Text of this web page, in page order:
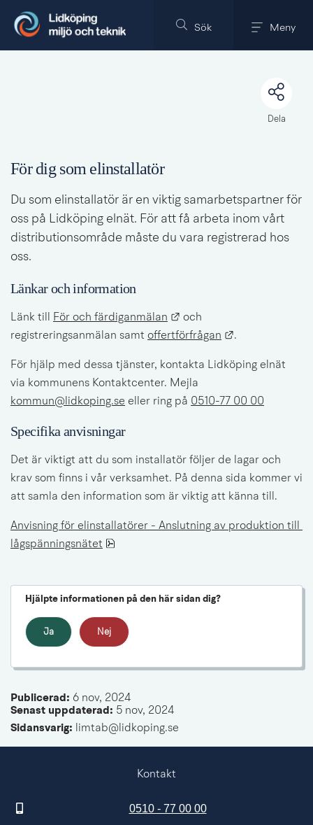
Sök Meny
Dela
För dig som elinstallatör
Du som elinstallatör är en viktig samarbetspartner för
oss på Lidköping elnät. För att få arbeta inom vårt
distributionsområde måste du vara registrerad hos
oss.
Länkar och information
Länk till För och färdiganmälan Länk till annan webbplats.
och
registreringsanmälan samt offertförfrågan Länk till annan
.
För hjälp med dessa tjänster, kontakta Lidköping elnät
kommun@lidkoping.se eller ring på 0510-77 00 00
Specifika anvisningar
Det är viktigt att du som installatör följer de lagar och
krav som finns i vår verksamhet. På denna sida kommer vi
att samla den information som är viktig att känna till.
Anvisning för elinstallatörer - Anslutning av produktion till
lågspänningsnätet
Hjälpte informationen på den här sidan dig?
Ja Nej
Publicerad: 6 nov, 2024
Senast uppdaterad: 5 nov, 2024
Sidansvarig: limtab@lidkoping.se
Kontakt
0510 - 77 00 00